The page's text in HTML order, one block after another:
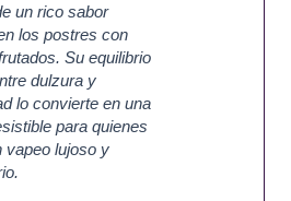
un rico sabor
los postres con
Su equilibrio
dulzura y
lo convierte en una
para quienes
vapeo lujoso y